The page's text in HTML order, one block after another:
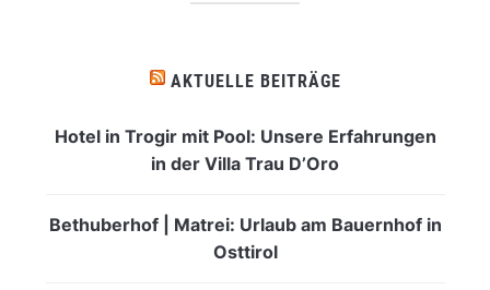
AKTUELLE BEITRÄGE
Hotel in Trogir mit Pool: Unsere Erfahrungen
in der Villa Trau D’Oro
Bethuberhof | Matrei: Urlaub am Bauernhof in
Osttirol